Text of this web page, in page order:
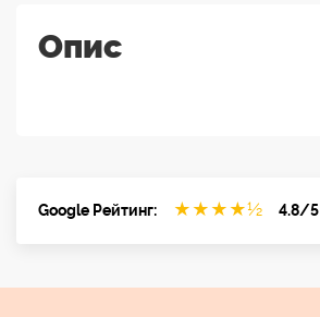
Опис
Google Рейтинг: ★ ★ ★ ★½ 4.8/5